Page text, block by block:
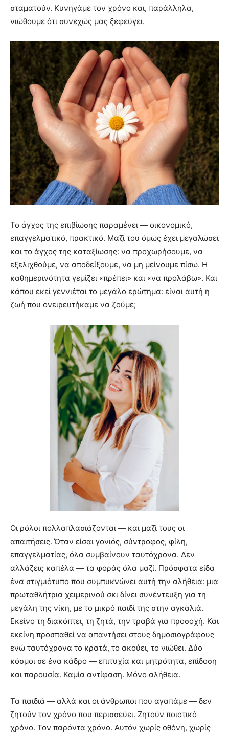
σταματούν. Κυνηγάμε τον χρόνο και, παράλληλα,
νιώθουμε ότι συνεχώς μας ξεφεύγει.
Το άγχος της επιβίωσης παραμένει — οικονομικό,
επαγγελματικό, πρακτικό. Μαζί του όμως έχει μεγαλώσει
και το άγχος της καταξίωσης: να προχωρήσουμε, να
εξελιχθούμε, να αποδείξουμε, να μη μείνουμε πίσω. Η
καθημερινότητα γεμίζει «πρέπει» και «να προλάβω». Και
κάπου εκεί γεννιέται το μεγάλο ερώτημα: είναι αυτή η
ζωή που ονειρευτήκαμε να ζούμε;
Οι ρόλοι πολλαπλασιάζονται — και μαζί τους οι
απαιτήσεις. Όταν είσαι γονιός, σύντροφος, φίλη,
επαγγελματίας, όλα συμβαίνουν ταυτόχρονα. Δεν
αλλάζεις καπέλα — τα φοράς όλα μαζί. Πρόσφατα είδα
ένα στιγμιότυπο που συμπυκνώνει αυτή την αλήθεια: μια
πρωταθλήτρια χειμερινού σκι δίνει συνέντευξη για τη
μεγάλη της νίκη, με το μικρό παιδί της στην αγκαλιά.
Εκείνο τη διακόπτει, τη ζητά, την τραβά για προσοχή. Και
εκείνη προσπαθεί να απαντήσει στους δημοσιογράφους
ενώ ταυτόχρονα το κρατά, το ακούει, το νιώθει. Δύο
κόσμοι σε ένα κάδρο — επιτυχία και μητρότητα, επίδοση
και παρουσία. Καμία αντίφαση. Μόνο αλήθεια.
Τα παιδιά — αλλά και οι άνθρωποι που αγαπάμε — δεν
ζητούν τον χρόνο που περισσεύει. Ζητούν ποιοτικό
χρόνο. Τον παρόντα χρόνο. Αυτόν χωρίς οθόνη, χωρίς